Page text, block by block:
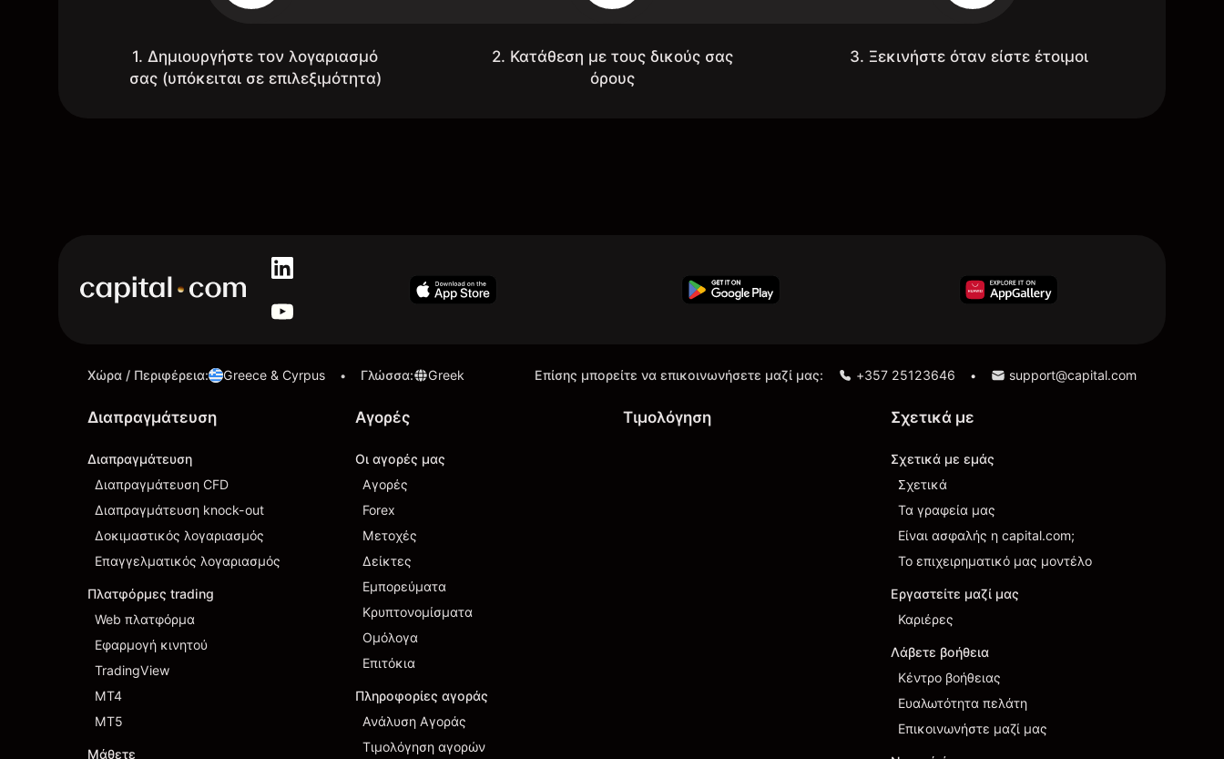
1. Δημιουργήστε τον λογαριασμό
σας (υπόκειται σε επιλεξιμότητα)
2. Κατάθεση με τους δικούς σας
όρους
3. Ξεκινήστε όταν είστε έτοιμοι
Χώρα / Περιφέρεια: Greece & Cyrpus • Γλώσσα: Greek Επίσης μπορείτε να επικοινωνήσετε μαζί μας: +357 25123646 • support@capital.com
Διαπραγμάτευση
Διαπραγμάτευση
Διαπραγμάτευση CFD
Διαπραγμάτευση knock-out
Δοκιμαστικός λογαριασμός
Επαγγελματικός λογαριασμός
Πλατφόρμες trading
Web πλατφόρμα
Εφαρμογή κινητού
TradingView
MT4
MT5
Μάθετε
Αγορές
Οι αγορές μας
Αγορές
Forex
Μετοχές
Δείκτες
Εμπορεύματα
Κρυπτονομίσματα
Ομόλογα
Επιτόκια
Πληροφορίες αγοράς
Ανάλυση Αγοράς
Τιμολόγηση αγορών
Τιμολόγηση Σχετικά με
Σχετικά με εμάς
Σχετικά
Τα γραφεία μας
Είναι ασφαλής η capital.com;
Το επιχειρηματικό μας μοντέλο
Εργαστείτε μαζί μας
Καριέρες
Λάβετε βοήθεια
Κέντρο βοήθειας
Ευαλωτότητα πελάτη
Επικοινωνήστε μαζί μας